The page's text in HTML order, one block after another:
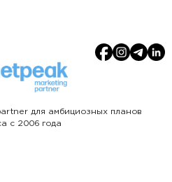
для амбициозных планов
с 2006 года